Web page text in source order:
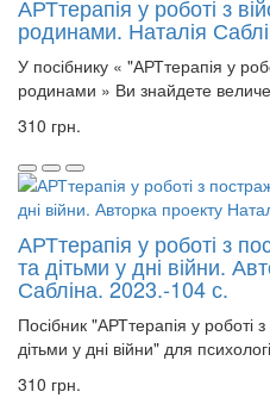
АРТтерапія у роботі з
родинами. Наталія
У посібнику « "АРТтерапія у
родинами » Ви знайдете
310 грн.
АРТтерапія у роботі з
та дітьми у дні війни.
Сабліна. 2023.-104 с.
Посібник "АРТтерапія у
дітьми у дні війни" для
310 грн.